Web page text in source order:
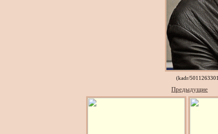
(kadr/
Предыдущие